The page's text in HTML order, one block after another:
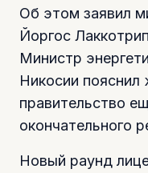
Об этом заявил
Йоргос
Министр
Никосии пояснил
правительство
окончательного
Новый раунд